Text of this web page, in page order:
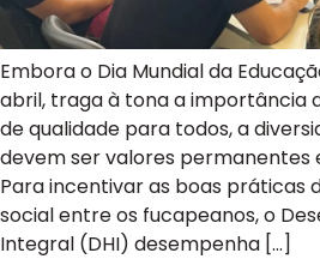
Embora o Dia Mundial da
abril, traga à tona a importância
de qualidade para todos, a
devem ser valores permanentes
Para incentivar as boas práticas
social entre os fucapeanos, o
Integral (DHI) desempenha […]